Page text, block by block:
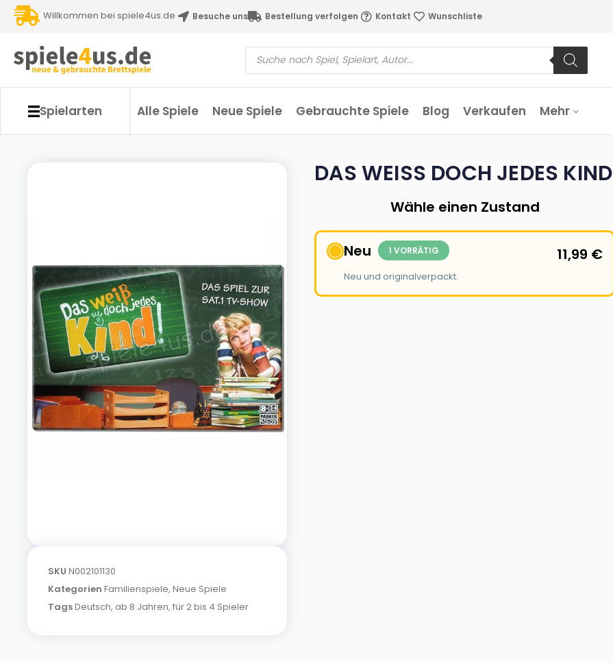
Willkommen bei spiele4us.de Besuche uns Bestellung verfolgen Kontakt Wunschliste
Spielarten Alle Spiele Neue Spiele Gebrauchte Spiele Blog Verkaufen Mehr
SKU N002101130
Kategorien Familienspiele, Neue Spiele
TagsDeutsch, ab 8 Jahren, für 2 bis 4 Spieler
DAS WEISS DOCH JEDES KIND
Wähle einen Zustand
Neu 1 VORRÄTIG
Neu und originalverpackt.
11,99 €